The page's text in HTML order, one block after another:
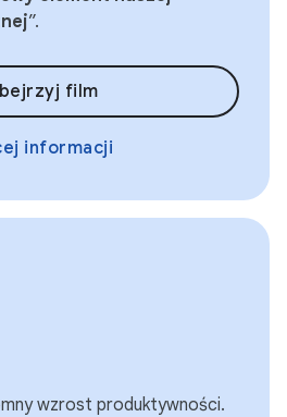
”.
film
informacji
wzrost produktywności.